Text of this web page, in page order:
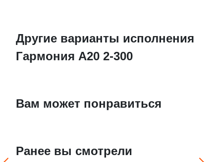
Другие варианты исполнения
Гармония А20 2-300
Вам может понравиться
Ранее вы смотрели